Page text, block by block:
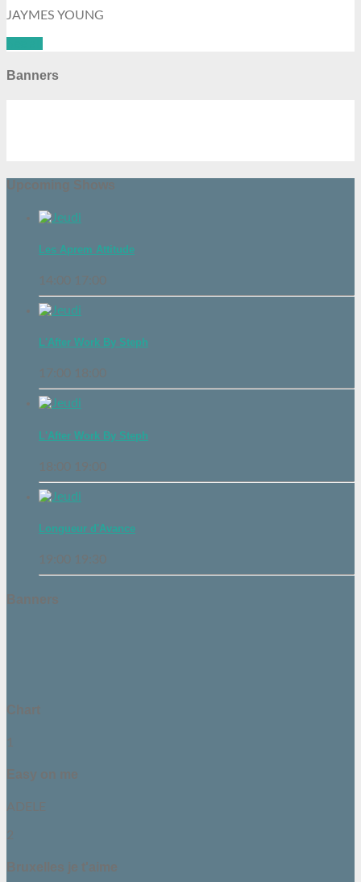
JAYMES YOUNG
Banners
Upcoming Shows
Les Aprem Attitude
14:00 17:00
L'After Work By Steph
17:00 18:00
L'After Work By Steph
18:00 19:00
Longueur d'Avance
19:00 19:30
Banners
Chart
1
Easy on me
ADELE
2
Bruxelles je t'aime